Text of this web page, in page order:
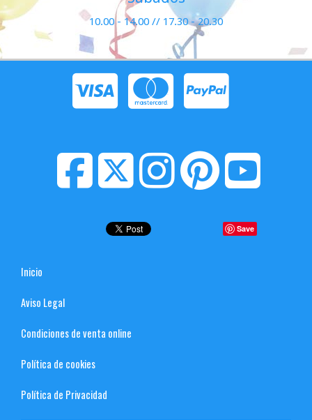
10.00 - 14.00 // 17.30 - 20.30
Save
Inicio
Aviso Legal
Condiciones de venta online
Política de cookies
Política de Privacidad